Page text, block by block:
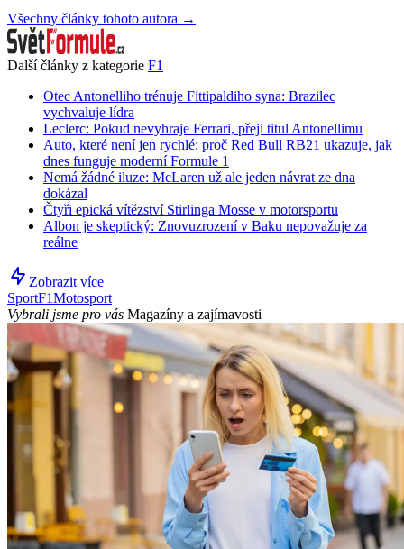
Všechny články tohoto autora →
Další články z kategorie F1
Otec Antonelliho trénuje Fittipaldiho syna: Brazilec
vychvaluje lídra
Leclerc: Pokud nevyhraje Ferrari, přeji titul Antonellimu
Auto, které není jen rychlé: proč Red Bull RB21 ukazuje, jak
dnes funguje moderní Formule 1
Nemá žádné iluze: McLaren už ale jeden návrat ze dna
dokázal
Čtyři epická vítězství Stirlinga Mosse v motorsportu
Albon je skeptický: Znovuzrození v Baku nepovažuje za
reálne
Zobrazit více
SportF1Motosport
Vybrali jsme pro vás Magazíny a zajímavosti